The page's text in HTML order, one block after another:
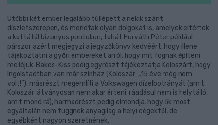
Utóbbi két ember legalább túllépett a nekik szánt
díszletszerepen, és mondtak olyan dolgokat is, amelyek eltértek
a kottától bizonyos pontokon, tehát Horváth Péter például
párszor azért megjegyzi a jegyzőkönyv kedvéért, hogy illene
tájékoztatni a győri embereket arról, hogy mit fognak építeni
melléjük. Bakos-Kiss pedig egyrészt tájékoztatja Koloszárt, hogy
Ingolstadtban van már színház (Koloszár: „15 éve még nem
volt!”), másrészt megemlíti a Volkswagen dízelbotrányát (amit
Koloszár látványosan nem akar érteni, ráadásul nem is helytálló,
amit mond rá), harmadrészt pedig elmondja, hogy ők most
egyáltalán nem függnek anyagilag a helyi cégektől, de
egyébként nagyon szeretnének.